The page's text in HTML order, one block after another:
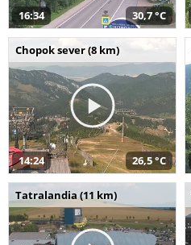
16:34 30,7 °C
Chopok sever (8 km)
14:24 26,5 °C
Tatralandia (11 km)